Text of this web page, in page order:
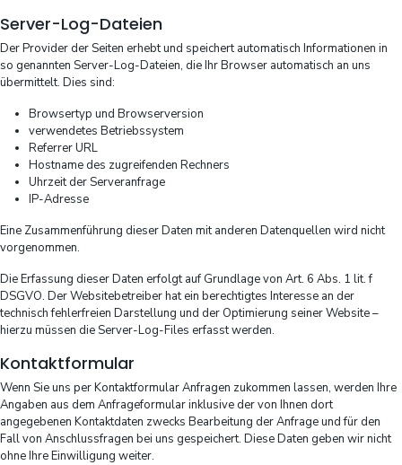
Server-Log-Dateien
Der Provider der Seiten erhebt und speichert automatisch Informationen in
so genannten Server-Log-Dateien, die Ihr Browser automatisch an uns
übermittelt. Dies sind:
Browsertyp und Browserversion
verwendetes Betriebssystem
Referrer URL
Hostname des zugreifenden Rechners
Uhrzeit der Serveranfrage
IP-Adresse
Eine Zusammenführung dieser Daten mit anderen Datenquellen wird nicht
vorgenommen.
Die Erfassung dieser Daten erfolgt auf Grundlage von Art. 6 Abs. 1 lit. f
DSGVO. Der Websitebetreiber hat ein berechtigtes Interesse an der
technisch fehlerfreien Darstellung und der Optimierung seiner Website –
hierzu müssen die Server-Log-Files erfasst werden.
Kontaktformular
Wenn Sie uns per Kontaktformular Anfragen zukommen lassen, werden Ihre
Angaben aus dem Anfrageformular inklusive der von Ihnen dort
angegebenen Kontaktdaten zwecks Bearbeitung der Anfrage und für den
Fall von Anschlussfragen bei uns gespeichert. Diese Daten geben wir nicht
ohne Ihre Einwilligung weiter.